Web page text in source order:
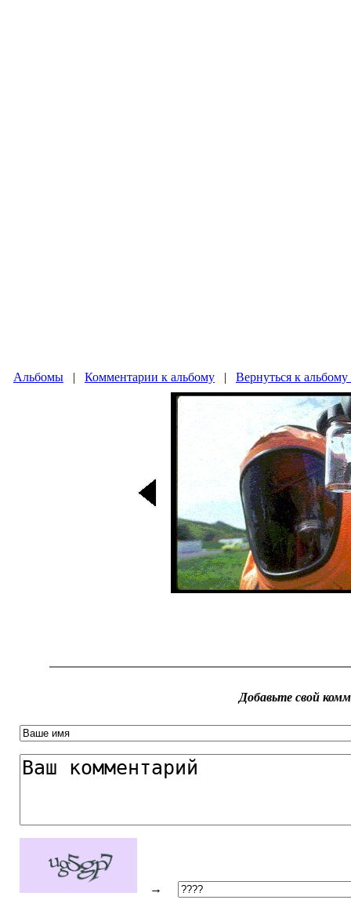
Альбомы | Комментарии к альбому | Вернуться к
Добавьте свой
→